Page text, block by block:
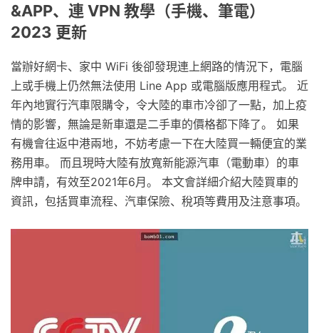
&APP、連 VPN 教學（手機、筆電）
2023 更新
當辦好網卡、家中 WiFi 後卻發現連上網路的情況下，電腦
上或手機上仍然無法使用 Line App 或電腦版應用程式。 近
年內地實行汽車限購令，令大陸的車市冷卻了一點，加上疫
情的影響，無論是新車還是二手車的價格都下降了。 如果
有機會往返中港兩地，不妨考慮一下在大陸買一輛便宜的業
務用車。 而且現時大陸有放寬新能源汽車（電動車）的車
牌申請，有效至2021年6月。 本文會詳細介紹大陸買車的
資訊，包括買車流程、汽車保險、稅項等費用及注意事項。